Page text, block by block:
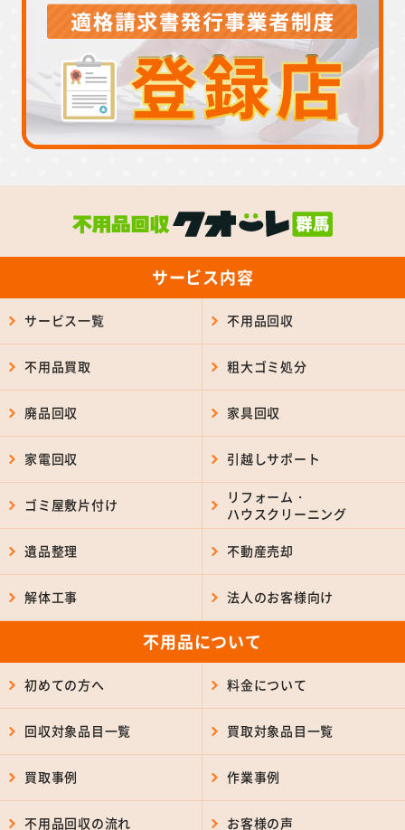
サービス内容
サービス一覧 不用品回収
不用品買取 粗大ゴミ処分
廃品回収 家具回収
家電回収 引越しサポート
ゴミ屋敷片付け
リフォーム・
ハウスクリーニング
遺品整理 不動産売却
解体工事 法人のお客様向け
不用品について
初めての方へ 料金について
回収対象品目一覧 買取対象品目一覧
買取事例 作業事例
不用品回収の流れ お客様の声